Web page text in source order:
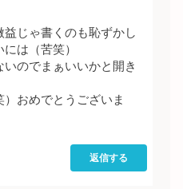
じゃ書くのも恥ずかし
は（苦笑）
のでまぁいいかと開き
おめでとうございま
返信する